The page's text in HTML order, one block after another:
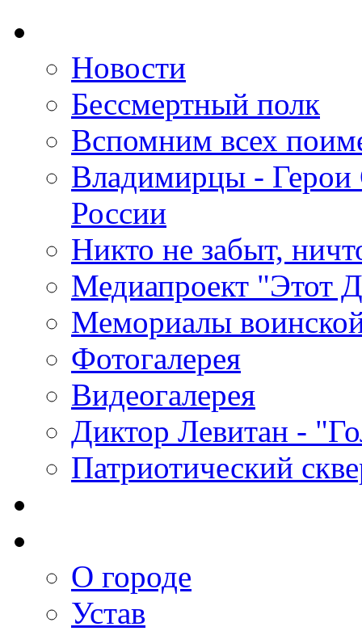
Новости
Бессмертный полк
Вспомним всех
Владимирцы - Герои
России
Никто не забыт,
Медиапроект "Этот
Мемориалы
Фотогалерея
Видеогалерея
Диктор Левитан -
Патриотический
О городе
Устав